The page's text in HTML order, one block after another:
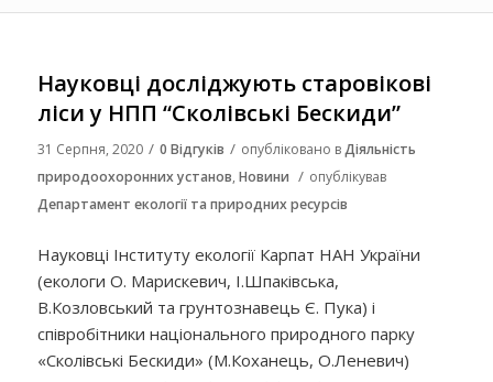
Науковці досліджують старовікові
ліси у НПП “Сколівські Бескиди”
31 Серпня, 2020 / 0 Відгуків / опубліковано вДіяльність
природоохоронних установ, Новини / опублікував
Департамент екології та природних ресурсів
Науковці Інституту екології Карпат НАН України
(екологи О. Марискевич, І.Шпаківська,
В.Козловський та грунтознавець Є. Пука) і
співробітники національного природного парку
«Сколівські Бескиди» (М.Коханець, О.Леневич)